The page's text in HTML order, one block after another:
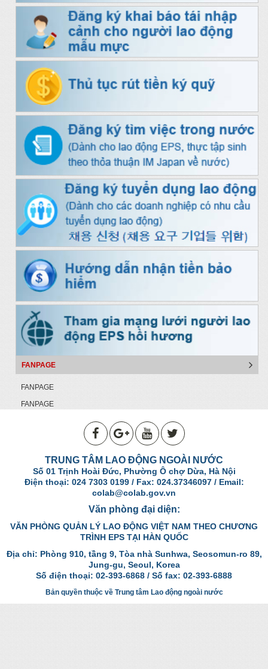
FANPAGE
FANPAGE
FANPAGE
TRUNG TÂM LAO ĐỘNG NGOÀI NƯỚC
Số 01 Trịnh Hoài Đức, Phường Ô chợ Dừa, Hà Nội
Điện thoại: 024 7303 0199 / Fax: 024.37346097 / Email:
colab@colab.gov.vn
Văn phòng đại diện:
VĂN PHÒNG QUẢN LÝ LAO ĐỘNG VIỆT NAM THEO CHƯƠNG
TRÌNH EPS TẠI HÀN QUỐC
Địa chỉ: Phòng 910, tầng 9, Tòa nhà Sunhwa, Seosomun-ro 89,
Jung-gu, Seoul, Korea
Số điện thoại: 02-393-6868 / Số fax: 02-393-6888
Bản quyền thuộc về Trung tâm Lao động ngoài nước